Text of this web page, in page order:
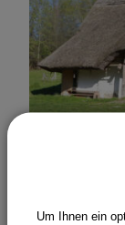
Um Ihnen ein